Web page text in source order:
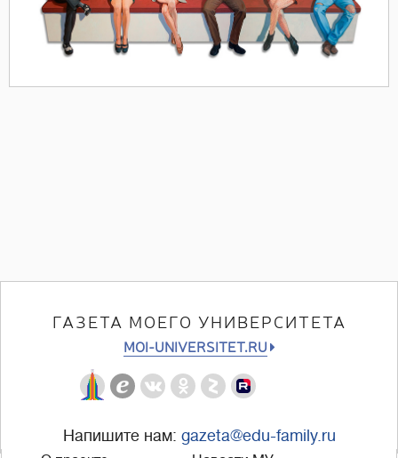
ГАЗЕТА МОЕГО УНИВЕРСИТЕТА
MOI-UNIVERSITET.RU
Напишите нам: gazeta@edu-family.ru